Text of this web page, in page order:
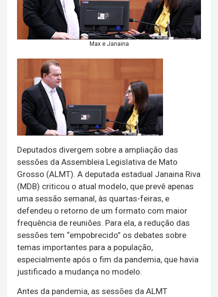
Max e Janaina
Deputados divergem sobre a ampliação das
sessões da Assembleia Legislativa de Mato
Grosso (ALMT). A deputada estadual Janaina Riva
(MDB) criticou o atual modelo, que prevê apenas
uma sessão semanal, às quartas-feiras, e
defendeu o retorno de um formato com maior
frequência de reuniões. Para ela, a redução das
sessões tem “empobrecido” os debates sobre
temas importantes para a população,
especialmente após o fim da pandemia, que havia
justificado a mudança no modelo.
Antes da pandemia, as sessões da ALMT